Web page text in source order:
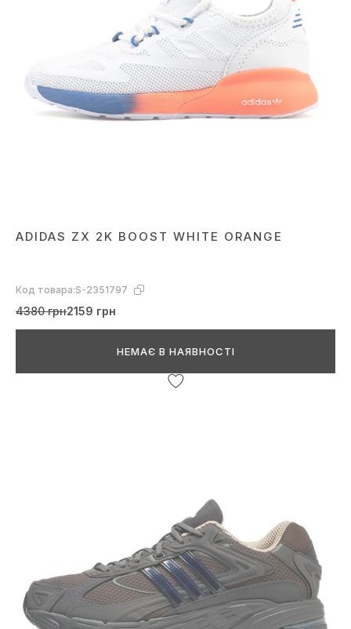
ADIDAS ZX 2K BOOST WHITE ORANGE
Код товара:S-2351797
4380 грн2159 грн
НЕМАЄ В НАЯВНОСТІ